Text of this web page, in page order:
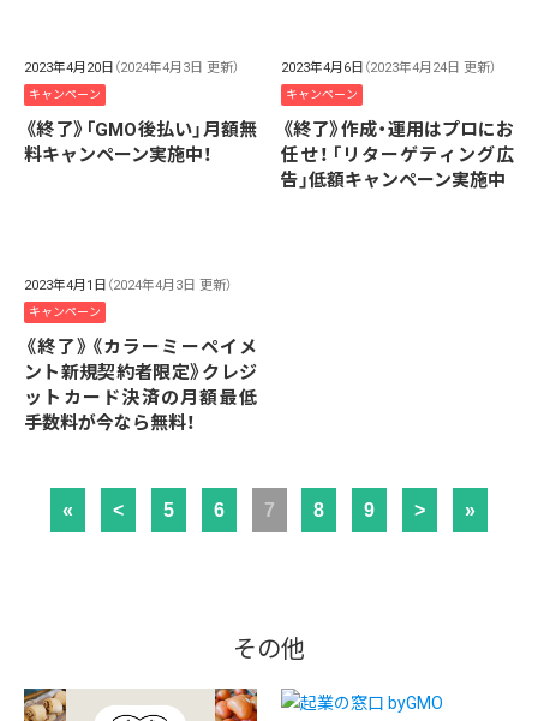
2023年4月20日 （2024年4月3日 更新）
キャンペーン
《終了》「GMO後払い」月額無
料キャンペーン実施中！
2023年4月6日 （2023年4月24日 更新）
キャンペーン
《終了》作成・運用はプロにお
任せ！「リターゲティング広
告」低額キャンペーン実施中
2023年4月1日 （2024年4月3日 更新）
キャンペーン
《終了》《カラーミーペイメ
ント新規契約者限定》クレジ
ットカード決済の月額最低
手数料が今なら無料！
« < 5 6 7 8 9 > »
その他